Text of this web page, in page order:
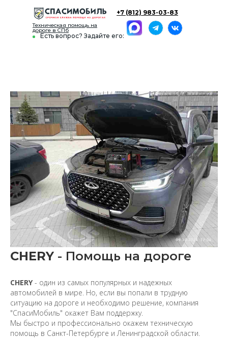
Есть вопрос? Задайте его:
+7 (812) 983-03-83
Техническая помощь на
дороге в СПб
CHERY - Помощь на дороге
CHERY- один из самых популярных и надежных
автомобилей в мире. Но, если вы попали в трудную
ситуацию на дороге и необходимо решение, компания
"СпасиМобиль" окажет Вам поддержку.
Мы быстро и профессионально окажем техническую
помощь в Санкт-Петербурге и Ленинградской области.